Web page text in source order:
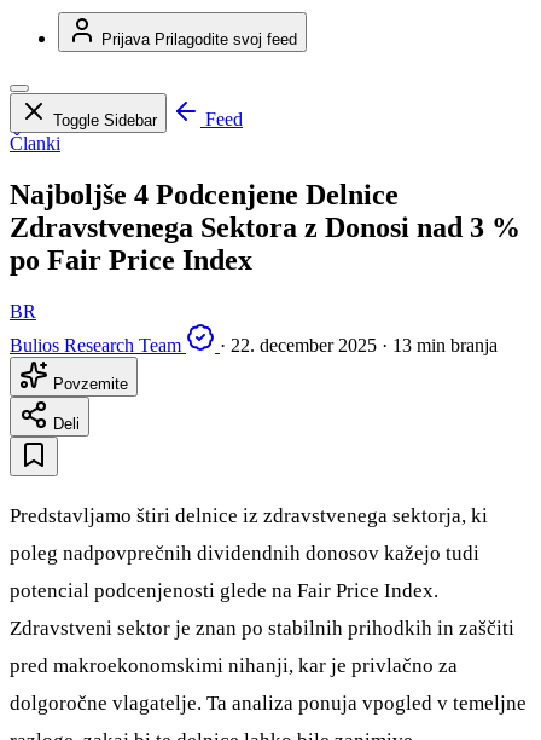
Prijava Prilagodite svoj feed
Toggle Sidebar
Feed
Članki
Najboljše 4 Podcenjene Delnice
Zdravstvenega Sektora z Donosi nad 3 %
po Fair Price Index
BR
Bulios Research Team
· 22. december 2025 · 13 min branja
Povzemite
Deli
Predstavljamo štiri delnice iz zdravstvenega sektorja, ki
poleg nadpovprečnih dividendnih donosov kažejo tudi
potencial podcenjenosti glede na Fair Price Index.
Zdravstveni sektor je znan po stabilnih prihodkih in zaščiti
pred makroekonomskimi nihanji, kar je privlačno za
dolgoročne vlagatelje. Ta analiza ponuja vpogled v temeljne